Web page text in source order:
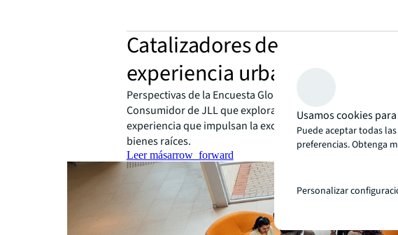
Catalizadores de
experiencia urbana
Perspectivas de la Encuesta Global de Experiencia del
Consumidor de JLL que exploran los factores de
experiencia que impulsan la excelencia urbana en
bienes raíces.
Leer másarrow_forward
Usamos cookies
Puede aceptar todas
preferencias. Obtenga
Personalizar